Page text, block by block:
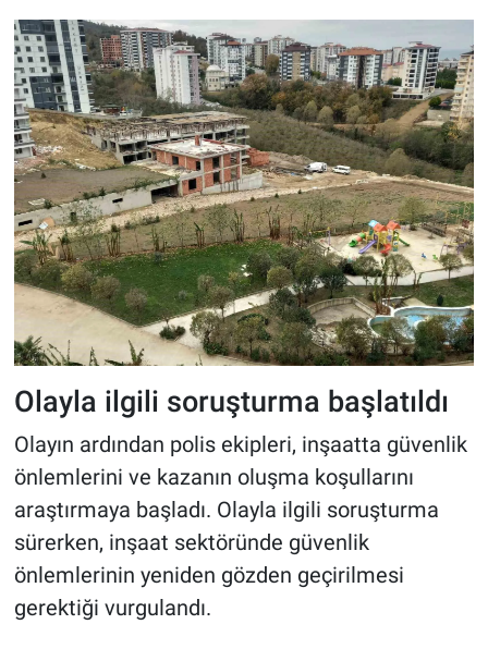
Olayla ilgili soruşturma başlatıldı
Olayın ardından polis ekipleri, inşaatta güvenlik
önlemlerini ve kazanın oluşma koşullarını
araştırmaya başladı. Olayla ilgili soruşturma
sürerken, inşaat sektöründe güvenlik
önlemlerinin yeniden gözden geçirilmesi
gerektiği vurgulandı.